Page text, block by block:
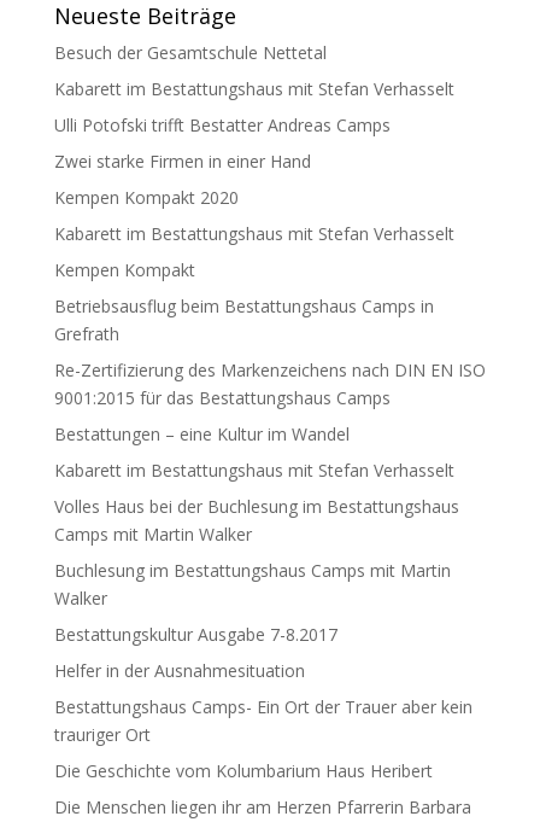
Neueste Beiträge
Besuch der Gesamtschule Nettetal
Kabarett im Bestattungshaus mit Stefan Verhasselt
Ulli Potofski trifft Bestatter Andreas Camps
Zwei starke Firmen in einer Hand
Kempen Kompakt 2020
Kabarett im Bestattungshaus mit Stefan Verhasselt
Kempen Kompakt
Betriebsausflug beim Bestattungshaus Camps in
Grefrath
Re-Zertifizierung des Markenzeichens nach DIN EN ISO
9001:2015 für das Bestattungshaus Camps
Bestattungen – eine Kultur im Wandel
Kabarett im Bestattungshaus mit Stefan Verhasselt
Volles Haus bei der Buchlesung im Bestattungshaus
Camps mit Martin Walker
Buchlesung im Bestattungshaus Camps mit Martin
Walker
Bestattungskultur Ausgabe 7-8.2017
Helfer in der Ausnahmesituation
Bestattungshaus Camps- Ein Ort der Trauer aber kein
trauriger Ort
Die Geschichte vom Kolumbarium Haus Heribert
Die Menschen liegen ihr am Herzen Pfarrerin Barbara